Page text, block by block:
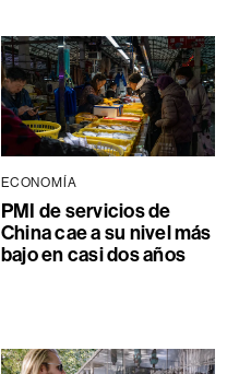
ECONOMÍA
PMI de servicios de
China cae a su nivel más
bajo en casi dos años